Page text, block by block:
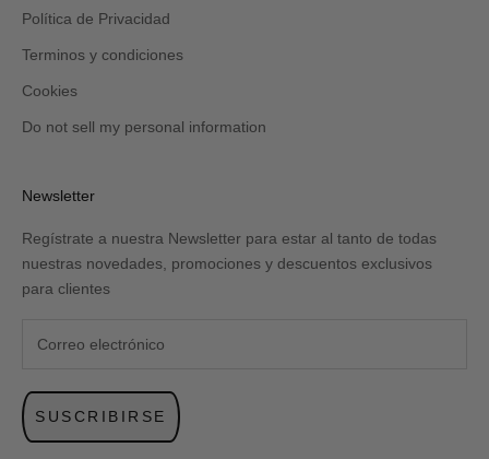
Política de Privacidad
Terminos y condiciones
Cookies
Do not sell my personal information
Newsletter
Regístrate a nuestra Newsletter para estar al tanto de todas
nuestras novedades, promociones y descuentos exclusivos
para clientes
SUSCRIBIRSE